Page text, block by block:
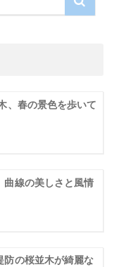
、春の景色を歩いて
曲線の美しさと風情
防の桜並木が綺麗な